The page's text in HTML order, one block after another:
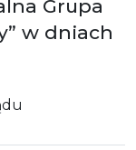
Grupa
w dniach